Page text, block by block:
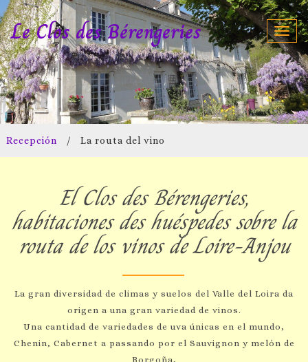
Le Clos des Bérengeries
Recepción / La routa del vino
El Clos des Bérengeries,
habitaciones des huéspedes sobre la
routa de los vinos de Loire-Anjou
La gran diversidad de climas y suelos del Valle del Loira da
origen a una gran variedad de vinos.
Una cantidad de variedades de uva únicas en el mundo,
Chenin, Cabernet a passando por el Sauvignon y melón de
Borgoña,